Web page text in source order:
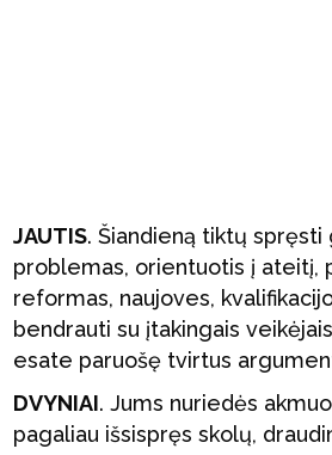
JAUTIS. Šiandieną tiktų spręsti
problemas, orientuotis į ateitį,
reformas, naujoves,
bendrauti su įtakingais
esate paruošę tvirtus
DVYNIAI. Jums nuriedės
pagaliau išsispręs skolų,